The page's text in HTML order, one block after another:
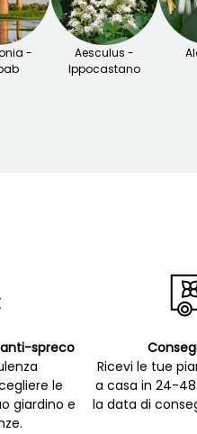
-
Aesculus -
Ippocastano
spreco
le
giardino e
Ricevi le tue
a casa in 24-
la data di